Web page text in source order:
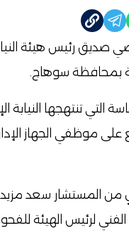
صديق رئيس هيئة النيابة
بمحافظة سوهاج.
التي تنتهجها
على موظفي الجهاز
المستشار سعد مزيد،
الفني لرئيس الهيئة